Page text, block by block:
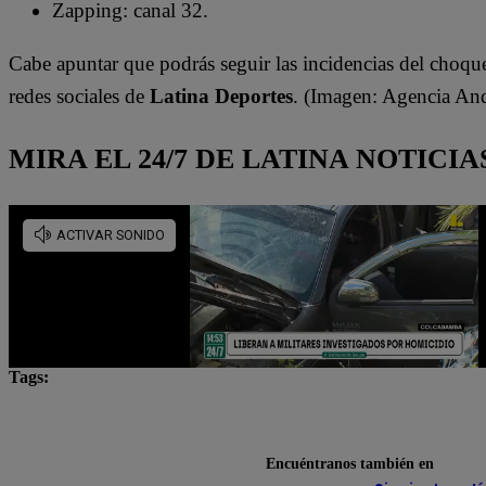
Zapping: canal 32.
Cabe apuntar que podrás seguir las incidencias del
redes sociales de Latina Deportes. (Imagen: Agencia
MIRA EL 24/7 DE LATINA
Tags:
Encuéntranos también en